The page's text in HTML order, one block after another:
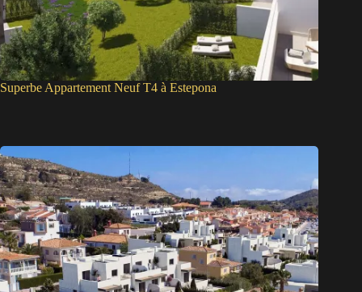
Superbe Appartement Neuf T4 à Estepona